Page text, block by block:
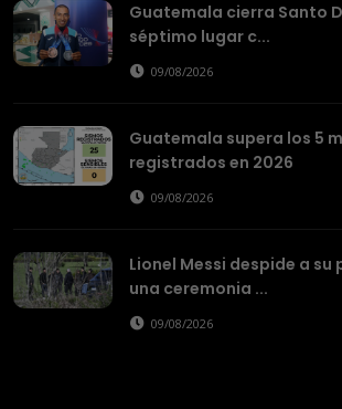
Guatemala cierra Santo
séptimo lugar c...
09/08/2026
Guatemala supera los 5
registrados en 2026
09/08/2026
Lionel Messi despide a su
una ceremonia ...
09/08/2026